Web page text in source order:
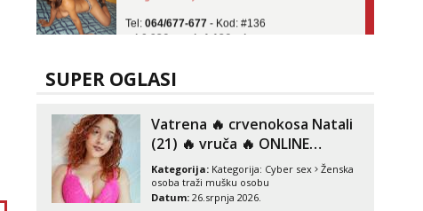
tel:0,93€ - mob:1,12€ min
Ela
Razgovaram :)
Tel:
tel:0,93€ - mob:1,12€ min
Obavijesti me kada se oslobodi
Anđela
Čekam tvoj poziv!
SUPER OGLASI
Vatrena ‎️‍🔥 crvenokosa Natali
(21) ‎️‍🔥 vruča‎ ️‍🔥 ONLINE
ZABAVA
Kategorija: Kategorija: Cyber sex
Ženska
osoba traži mušku osobu
Datum: 26.srpnja 2026.